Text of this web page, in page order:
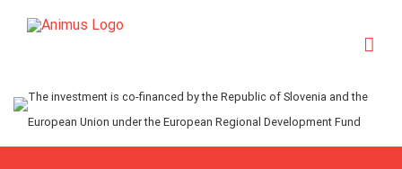
The investment is co-financed by the Republic of Slovenia and the
European Union under the European Regional Development Fund